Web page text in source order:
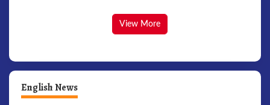
View More
English News